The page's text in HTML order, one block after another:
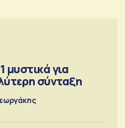
μυστικά για
σύνταξη